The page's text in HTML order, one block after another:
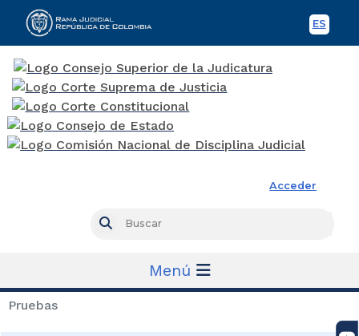
ES
Acceder
Buscar
Menú
Pruebas